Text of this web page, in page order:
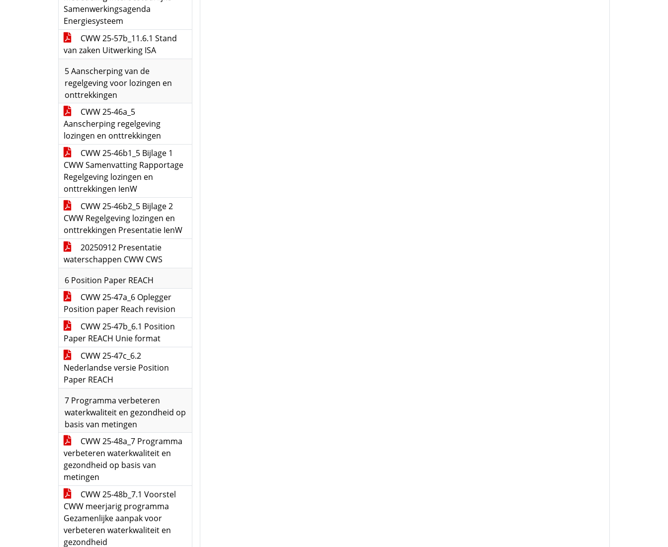
Samenwerkingsagenda
Energiesysteem
CWW 25-57b_11.6.1 Stand
van zaken Uitwerking ISA
5 Aanscherping van de
regelgeving voor lozingen en
onttrekkingen
CWW 25-46a_5
Aanscherping regelgeving
lozingen en onttrekkingen
CWW 25-46b1_5 Bijlage 1
CWW Samenvatting Rapportage
Regelgeving lozingen en
onttrekkingen IenW
CWW 25-46b2_5 Bijlage 2
CWW Regelgeving lozingen en
onttrekkingen Presentatie IenW
20250912 Presentatie
waterschappen CWW CWS
6 Position Paper REACH
CWW 25-47a_6 Oplegger
Position paper Reach revision
CWW 25-47b_6.1 Position
Paper REACH Unie format
CWW 25-47c_6.2
Nederlandse versie Position
Paper REACH
7 Programma verbeteren
waterkwaliteit en gezondheid op
basis van metingen
CWW 25-48a_7 Programma
verbeteren waterkwaliteit en
gezondheid op basis van
metingen
CWW 25-48b_7.1 Voorstel
CWW meerjarig programma
Gezamenlijke aanpak voor
verbeteren waterkwaliteit en
gezondheid